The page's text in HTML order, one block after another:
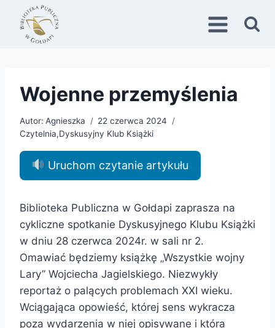
Przejdź
treści
Wojenne przemyślenia
Autor: Agnieszka
22 czerwca 2024
Czytelnia,Dyskusyjny Klub Książki
Uruchom czytanie artykułu
Biblioteka Publiczna w Gołdapi zaprasza na
cykliczne spotkanie Dyskusyjnego Klubu Książki
w dniu 28 czerwca 2024r. w sali nr 2.
Omawiać będziemy książkę „Wszystkie wojny
Lary” Wojciecha Jagielskiego. Niezwykły
reportaż o palących problemach XXI wieku.
Wciągająca opowieść, której sens wykracza
poza wydarzenia w niej opisywane i która